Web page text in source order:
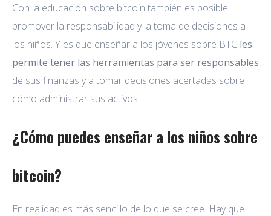
Con la educación sobre bitcoin también es posible
promover la responsabilidad y la toma de decisiones a
los niños. Y es que enseñar a los jóvenes sobre BTC les
permite tener las herramientas para ser responsables
de sus finanzas y a tomar decisiones acertadas sobre
cómo administrar sus activos.
¿Cómo puedes enseñar a los niños sobre
bitcoin?
En realidad es más sencillo de lo que se cree. Hay que